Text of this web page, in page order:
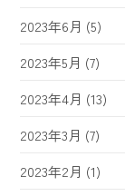
2023年6月 (5)
2023年5月 (7)
2023年4月 (13)
2023年3月 (7)
2023年2月 (1)